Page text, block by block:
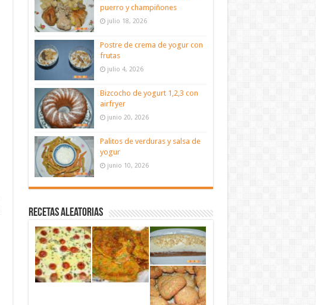
puerro y champiñones
julio 18, 2026
Postre de crema de yogur con
frutas
julio 4, 2026
Bizcocho de yogurt 1,2,3 con
airfryer
junio 20, 2026
Palitos de verduras y salsa de
yogur
junio 10, 2026
Recetas aleatorias